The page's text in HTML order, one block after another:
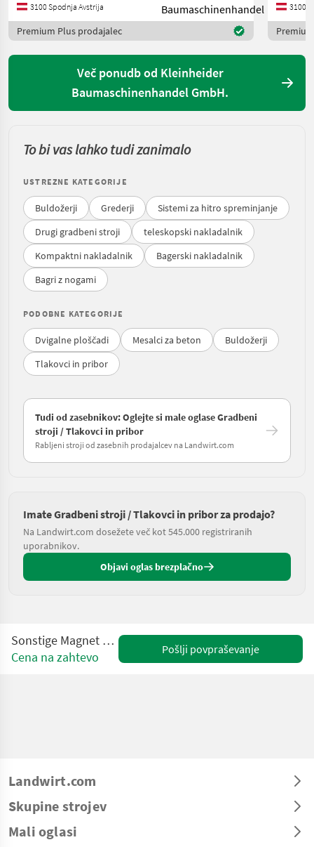
3100 Spodnja Avstrija
Premium Plus prodajalec
3100
Več ponudb od Kleinheider
Baumaschinenhandel GmbH.
To bi vas lahko tudi zanimalo
USTREZNE KATEGORIJE
Buldožerji Grederji
Sistemi za hitro spreminjanje
Drugi gradbeni stroji
teleskopski nakladalnik
Kompaktni nakladalnik
Bagerski nakladalnik
Bagri z nogami
PODOBNE KATEGORIJE
Dvigalne ploščadi Mesalci za beton
Buldožerji
Tlakovci in pribor
Tudi od zasebnikov: Oglejte si male oglase Gradbeni
stroji / Tlakovci in pribor
Rabljeni stroji od zasebnih prodajalcev na Landwirt.com
Imate Gradbeni stroji / Tlakovci in pribor za prodajo?
Na Landwirt.com dosežete več kot 545.000 registriranih
uporabnikov.
Objavi oglas brezplačno
Sonstige Magnet 1400 mm 30-40t
Cena na zahtevo
Pošlji povpraševanje
Landwirt.com
Skupine strojev
Mali oglasi